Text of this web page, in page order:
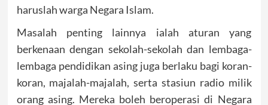
haruslah warga Negara Islam.
Masalah penting lainnya ialah aturan yang
berkenaan dengan sekolah-sekolah dan lembaga-
lembaga pendidikan asing juga berlaku bagi koran-
koran, majalah-majalah, serta stasiun radio milik
orang asing. Mereka boleh beroperasi di Negara